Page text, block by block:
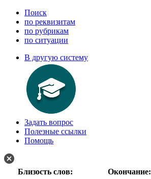
Поиск
по реквизитам
по рубрикам
по ситуации
В другую систему
Задать вопрос
Полезные ссылки
Помощь
Близость слов:
Окончание: